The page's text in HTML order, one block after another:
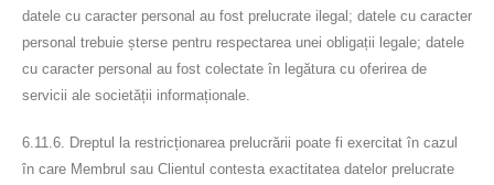
datele cu caracter personal au fost prelucrate ilegal; datele cu caracter
personal trebuie șterse pentru respectarea unei obligații legale; datele
cu caracter personal au fost colectate în legătura cu oferirea de
servicii ale societății informaționale.
6.11.6. Dreptul la restricționarea prelucrării poate fi exercitat în cazul
în care Membrul sau Clientul contesta exactitatea datelor prelucrate